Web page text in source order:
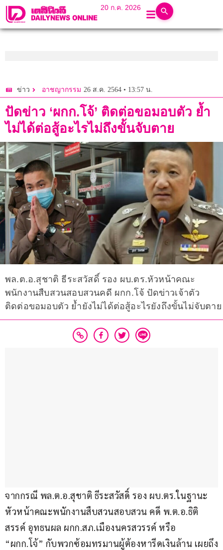
20 ก.ค. 2026
ข่าว อาชญากรรม 26 ส.ค. 2564 • 13:57 น.
ปัดข่าว ‘ผกก.โจ้’ ติดต่อขอมอบตัว ย้ำ
ไม่ได้ต่อสู้อะไรไม่ถึงขั้นจับตาย
พล.ต.อ.สุชาติ ธีระสวัสดิ์ รอง ผบ.ตร.หัวหน้าคณะ
พนักงานสืบสวนสอบสวนคดี ผกก.โจ้ ปัดข่าวเจ้าตัว
ติดต่อขอมอบตัว ย้ำยังไม่ได้ต่อสู้อะไรยังถึงขั้นไม่จับตาย
จากกรณี พล.ต.อ.สุชาติ ธีระสวัสดิ์ รอง ผบ.ตร.ในฐานะ
หัวหน้าคณะพนักงานสืบสวนสอบสวน คดี พ.ต.อ.ธิติ
สรรค์ อุทธนผล ผกก.สภ.เมืองนครสวรรค์ หรือ
“ผกก.โจ้” กับพวกซ้อมทรมานผู้ต้องหารีดเงินล้าน เผยถึง